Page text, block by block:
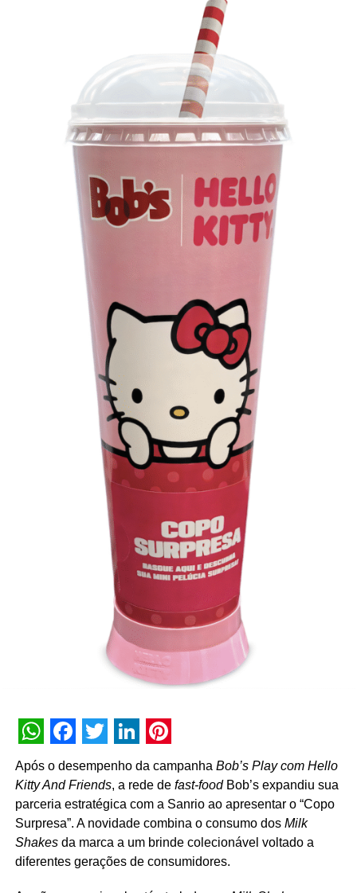
Os convites individuais já estão disponíveis para compra
no canal oficial da Ticketmaster, com lote inicial a partir
de R$ 3.950,00. As demais atualizações e atrações do
evento serão divulgadas nos canais oficiais do camarote
nos próximos meses.
WhatsApp
Facebook
Twitter
LinkedIn
Pinterest
Após o desempenho da campanha Bob’s Play com Hello
Kitty And Friends, a rede de fast-foodBob’s expandiu sua
parceria estratégica com a Sanrio ao apresentar o “Copo
Surpresa”. A novidade combina o consumo dos Milk
Shakesda marca a um brinde colecionável voltado a
diferentes gerações de consumidores.